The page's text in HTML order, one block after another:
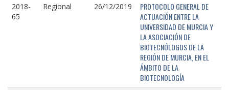
2018-
65
Regional 26/12/2019
PROTOCOLO GENERAL DE
ACTUACIÓN ENTRE LA
UNIVERSIDAD DE MURCIA Y
LA ASOCIACIÓN DE
BIOTECNÓLOGOS DE LA
REGIÓN DE MURCIA, EN EL
ÁMBITO DE LA
BIOTECNOLOGÍA